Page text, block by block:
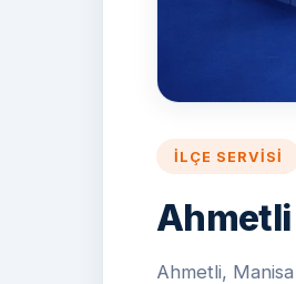
İLÇE SERVISI
Ahmetli
Ahmetli,